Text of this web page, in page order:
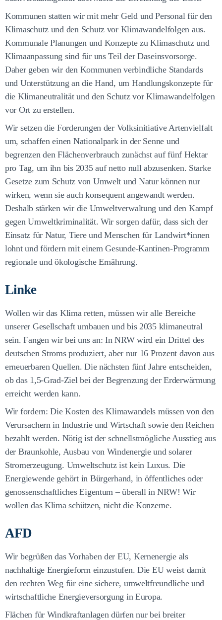
Kommunen statten wir mit mehr Geld und Personal für den
Klimaschutz und den Schutz vor Klimawandelfolgen aus.
Kommunale Planungen und Konzepte zu Klimaschutz und
Klimaanpassung sind für uns Teil der Daseinsvorsorge.
Daher geben wir den Kommunen verbindliche Standards
und Unterstützung an die Hand, um Handlungskonzepte für
die Klimaneutralität und den Schutz vor Klimawandelfolgen
vor Ort zu erstellen.
Wir setzen die Forderungen der Volksinitiative Artenvielfalt
um, schaffen einen Nationalpark in der Senne und
begrenzen den Flächenverbrauch zunächst auf fünf Hektar
pro Tag, um ihn bis 2035 auf netto null abzusenken. Starke
Gesetze zum Schutz von Umwelt und Natur können nur
wirken, wenn sie auch konsequent angewandt werden.
Deshalb stärken wir die Umweltverwaltung und den Kampf
gegen Umweltkriminalität. Wir sorgen dafür, dass sich der
Einsatz für Natur, Tiere und Menschen für Landwirt*innen
lohnt und fördern mit einem Gesunde-Kantinen-Programm
regionale und ökologische Ernährung.
Linke
Wollen wir das Klima retten, müssen wir alle Bereiche
unserer Gesellschaft umbauen und bis 2035 klimaneutral
sein. Fangen wir bei uns an: In NRW wird ein Drittel des
deutschen Stroms produziert, aber nur 16 Prozent davon aus
erneuerbaren Quellen. Die nächsten fünf Jahre entscheiden,
ob das 1,5-Grad-Ziel bei der Begrenzung der Erderwärmung
erreicht werden kann.
Wir fordern: Die Kosten des Klimawandels müssen von den
Verursachern in Industrie und Wirtschaft sowie den Reichen
bezahlt werden. Nötig ist der schnellstmögliche Ausstieg aus
der Braunkohle, Ausbau von Windenergie und solarer
Stromerzeugung. Umweltschutz ist kein Luxus. Die
Energiewende gehört in Bürgerhand, in öffentliches oder
genossenschaftliches Eigentum – überall in NRW! Wir
wollen das Klima schützen, nicht die Konzerne.
AFD
Wir begrüßen das Vorhaben der EU, Kernenergie als
nachhaltige Energieform einzustufen. Die EU weist damit
den rechten Weg für eine sichere, umweltfreundliche und
wirtschaftliche Energieversorgung in Europa.
Flächen für Windkraftanlagen dürfen nur bei breiter